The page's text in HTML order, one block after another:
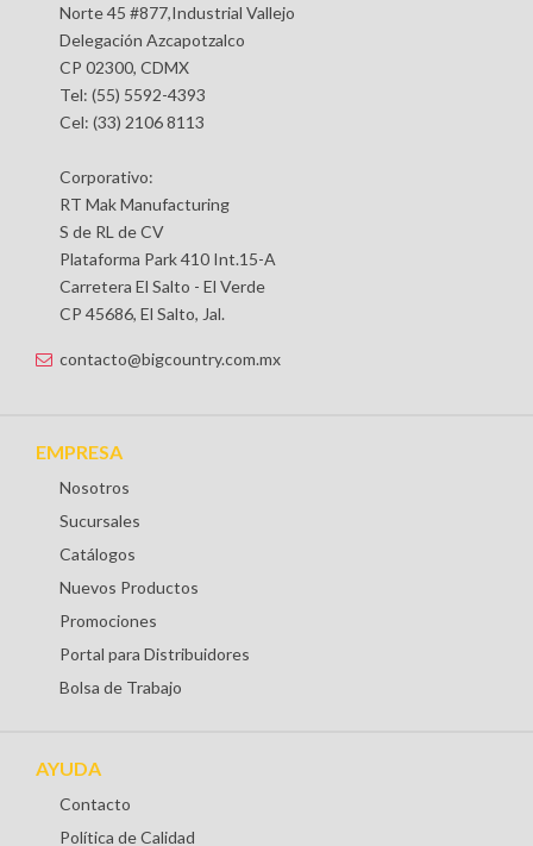
Norte 45 #877,Industrial Vallejo
Delegación Azcapotzalco
CP 02300, CDMX
Tel: (55) 5592-4393
Cel: (33) 2106 8113
Corporativo:
RT Mak Manufacturing
S de RL de CV
Plataforma Park 410 Int.15-A
Carretera El Salto - El Verde
CP 45686, El Salto, Jal.
contacto@bigcountry.com.mx
EMPRESA
Nosotros
Sucursales
Catálogos
Nuevos Productos
Promociones
Portal para Distribuidores
Bolsa de Trabajo
AYUDA
Contacto
Política de Calidad